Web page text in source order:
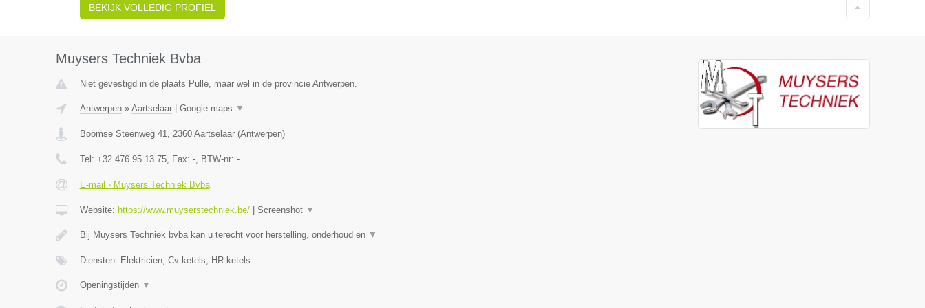
BEKIJK VOLLEDIG PROFIEL
Muysers Techniek Bvba
Niet gevestigd in de plaats Pulle, maar wel in de provincie Antwerpen.
Antwerpen» Aartselaar| Google maps ▼
Boomse Steenweg 41, 2360 Aartselaar(Antwerpen)
Tel: +32 476 95 13 75, Fax: -, BTW-nr: -
E-mail › Muysers Techniek Bvba
Website: https://www.muyserstechniek.be/| Screenshot ▼
Bij Muysers Techniek bvba kan u terecht voor herstelling, onderhoud en ▼
Diensten: Elektricien, Cv-ketels, HR-ketels
Openingstijden ▼